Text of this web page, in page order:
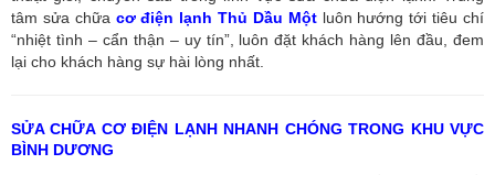
tâm sửa chữa cơ điện lạnh Thủ Dầu Mộtluôn hướng tới tiêu chí
“nhiệt tình – cẩn thận – uy tín”, luôn đặt khách hàng lên đầu, đem
lại cho khách hàng sự hài lòng nhất.
SỬA CHỮA CƠ ĐIỆN LẠNH NHANH CHÓNG TRONG KHU VỰC
BÌNH DƯƠNG